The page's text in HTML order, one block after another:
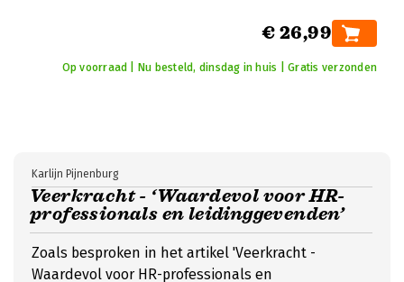
€ 26,99
Op voorraad | Nu besteld, dinsdag in huis | Gratis verzonden
Veerkracht - ‘Waardevol voor HR-
professionals en leidinggevenden’
Karlijn Pijnenburg
Zoals besproken in het artikel 'Veerkracht -
Waardevol voor HR-professionals en